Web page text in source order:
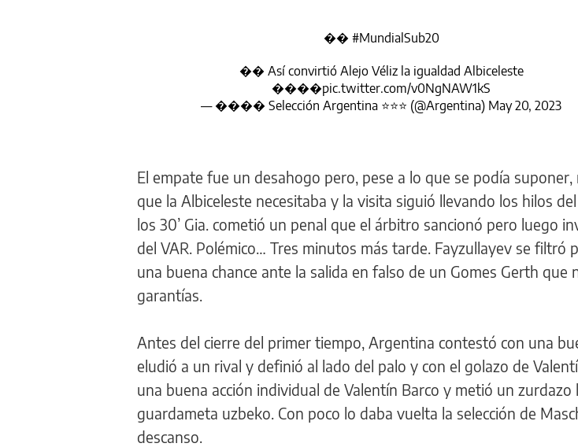
�� #MundialSub20
�� Así convirtió Alejo Véliz la igualdad Albiceleste
����pic.twitter.com/v0NgNAW1kS
— ���� Selección Argentina ⭐⭐⭐ (@Argentina) May 20, 2023
El empate fue un desahogo pero, pese a lo que se podía
que la Albiceleste necesitaba y la visita siguió llevando los hilos
los 30’ Gia. cometió un penal que el árbitro sancionó pero luego
del VAR. Polémico… Tres minutos más tarde. Fayzullayev se filtró
una buena chance ante la salida en falso de un Gomes Gerth que
garantías.
Antes del cierre del primer tiempo, Argentina contestó con una
eludió a un rival y definió al lado del palo y con el golazo de
una buena acción individual de Valentín Barco y metió un zurdazo
guardameta uzbeko. Con poco lo daba vuelta la selección de
descanso.